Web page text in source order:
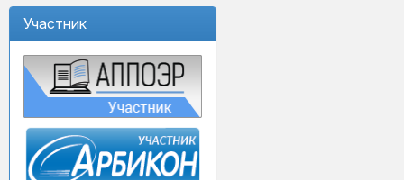
Участник